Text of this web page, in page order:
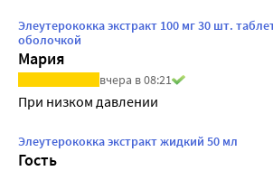
Элеутерококка экстракт 100 мг 30 шт.
оболочкой
Мария
вчера в 08:21
При низком давлении
Элеутерококка экстракт жидкий 50 мл
Гость